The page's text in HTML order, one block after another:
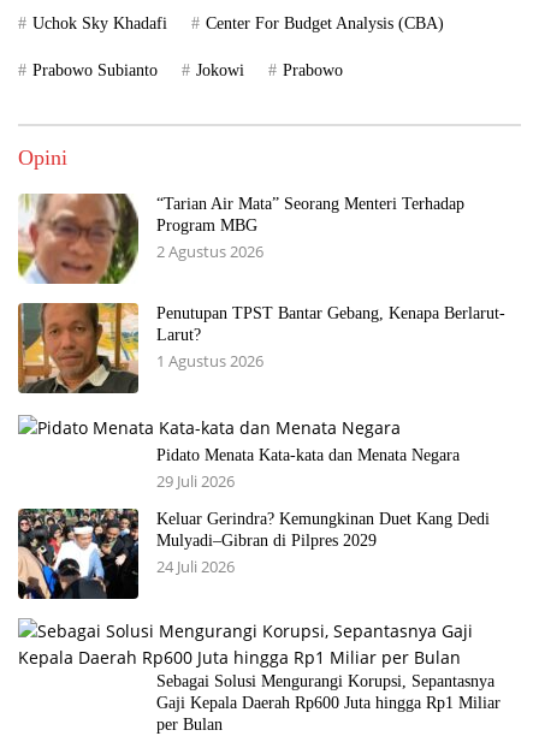
Uchok Sky Khadafi Center For Budget Analysis (CBA)
Prabowo Subianto Jokowi Prabowo
Opini
“Tarian Air Mata” Seorang Menteri Terhadap
Program MBG
2 Agustus 2026
Penutupan TPST Bantar Gebang, Kenapa Berlarut-
Larut?
1 Agustus 2026
Pidato Menata Kata-kata dan Menata Negara
29 Juli 2026
Keluar Gerindra? Kemungkinan Duet Kang Dedi
Mulyadi–Gibran di Pilpres 2029
24 Juli 2026
Sebagai Solusi Mengurangi Korupsi, Sepantasnya
Gaji Kepala Daerah Rp600 Juta hingga Rp1 Miliar
per Bulan